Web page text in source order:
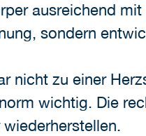
ausreichend
sondern
nicht zu einer
wichtig. Die